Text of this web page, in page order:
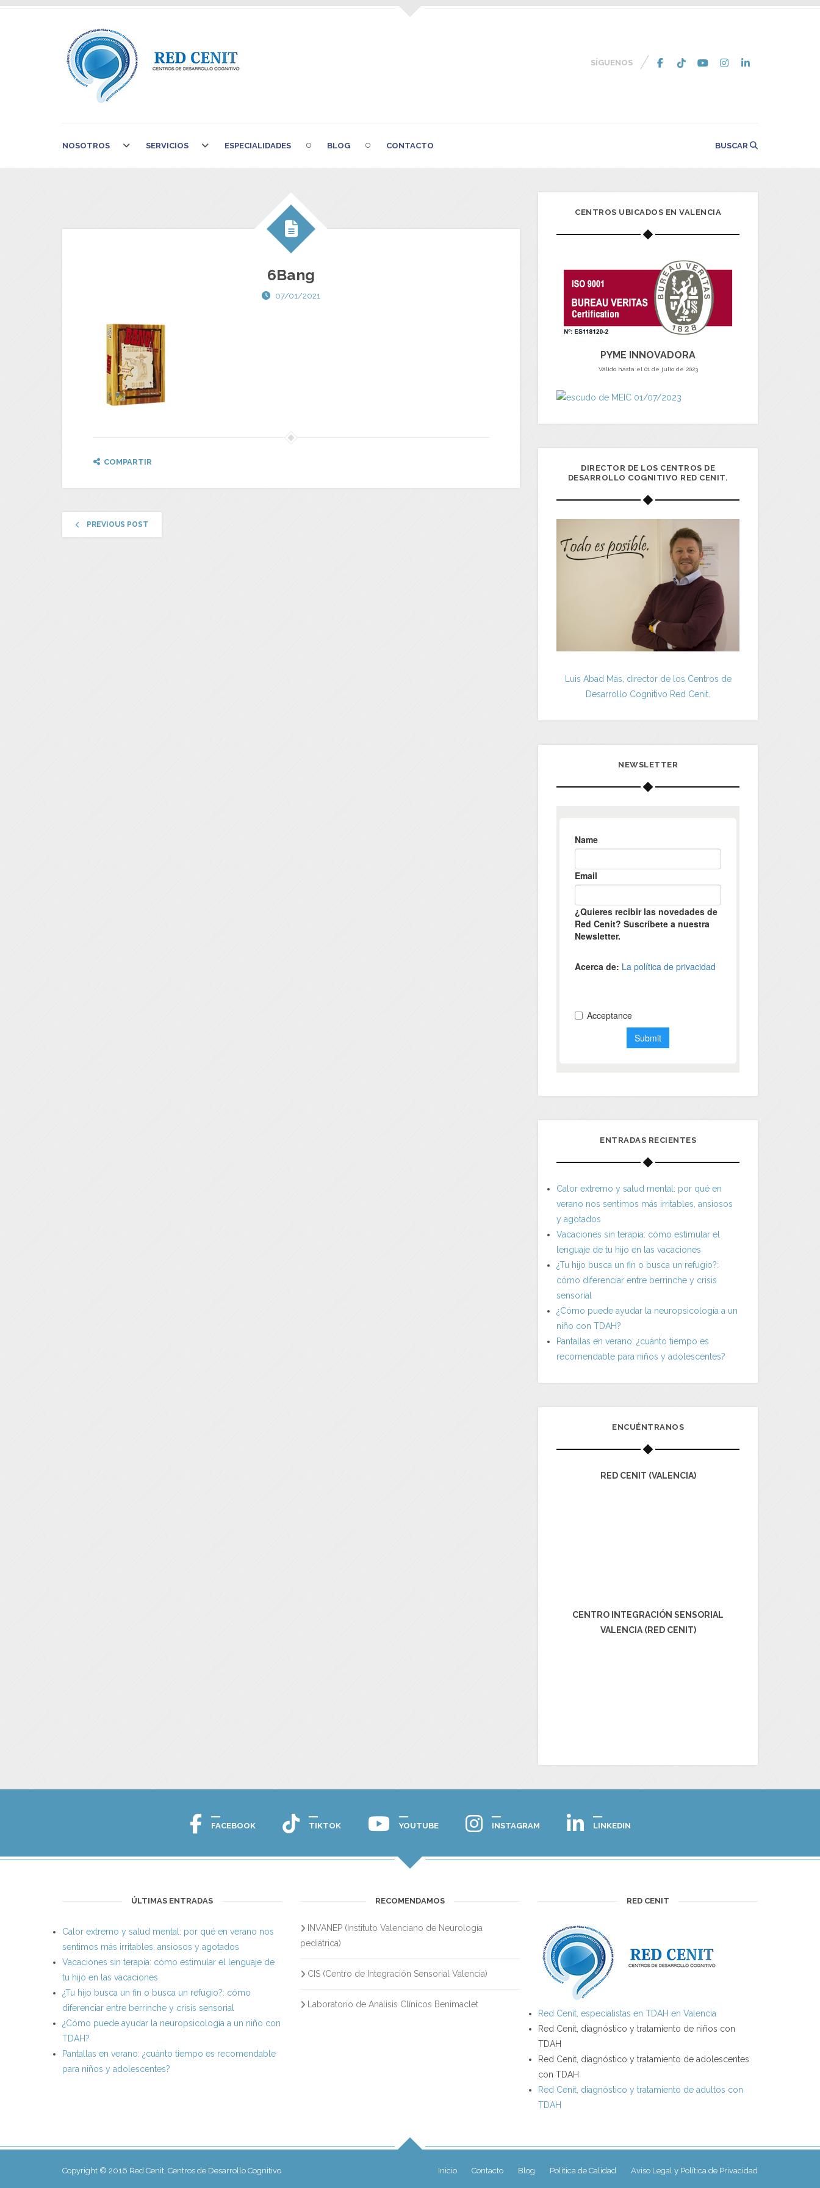
SÍGUENOS
NOSOTROS SERVICIOS ESPECIALIDADES BLOG CONTACTO BUSCAR
6Bang
07/01/2021
COMPARTIR
PREVIOUS POST
CENTROS UBICADOS EN VALENCIA
PYME INNOVADORA
Válido hasta el 01 de julio de 2023
DIRECTOR DE LOS CENTROS DE
DESARROLLO COGNITIVO RED CENIT.
Luis Abad Más, director de los Centros de
Desarrollo Cognitivo Red Cenit.
NEWSLETTER
ENTRADAS RECIENTES
Calor extremo y salud mental: por qué en
verano nos sentimos más irritables, ansiosos
y agotados
Vacaciones sin terapia: cómo estimular el
lenguaje de tu hijo en las vacaciones
¿Tu hijo busca un fin o busca un refugio?:
cómo diferenciar entre berrinche y crisis
sensorial
¿Cómo puede ayudar la neuropsicología a un
niño con TDAH?
Pantallas en verano: ¿cuánto tiempo es
recomendable para niños y adolescentes?
ENCUÉNTRANOS
RED CENIT (VALENCIA)
CENTRO INTEGRACIÓN SENSORIAL
VALENCIA (RED CENIT)
FACEBOOK TIKTOK YOUTUBE INSTAGRAM LINKEDIN
ÚLTIMAS ENTRADAS
Calor extremo y salud mental: por qué en verano nos
sentimos más irritables, ansiosos y agotados
Vacaciones sin terapia: cómo estimular el lenguaje de
tu hijo en las vacaciones
¿Tu hijo busca un fin o busca un refugio?: cómo
diferenciar entre berrinche y crisis sensorial
¿Cómo puede ayudar la neuropsicología a un niño con
TDAH?
Pantallas en verano: ¿cuánto tiempo es recomendable
para niños y adolescentes?
RECOMENDAMOS
INVANEP (Instituto Valenciano de Neurología
pediátrica)
CIS (Centro de Integración Sensorial Valencia)
Laboratorio de Análisis Clínicos Benimaclet
RED CENIT
Red Cenit, especialistas en TDAH en Valencia
Red Cenit, diagnóstico y tratamiento de niños con
TDAH
Red Cenit, diagnóstico y tratamiento de adolescentes
con TDAH
Red Cenit, diagnóstico y tratamiento de adultos con
TDAH
Inicio Contacto Blog Política de Calidad Aviso Legal y Política de Privacidad
Copyright © 2016 Red Cenit, Centros de Desarrollo Cognitivo